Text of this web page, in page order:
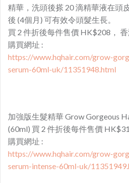
精華，洗頭後搽 20 滴精華液在頭
後 (4個月) 可有效令頭髮生長。
買 2 件折後每件售價 HK$208， 香
購買網址 :
https://www.hqhair.com/grow-
serum-60ml-uk/11351948.html
加強版生髮精華 Grow Gorgeous
(60ml) 買 2 件折後每件售價
購買網址 :
https://www.hqhair.com/grow-
serum-intense-60ml-uk/